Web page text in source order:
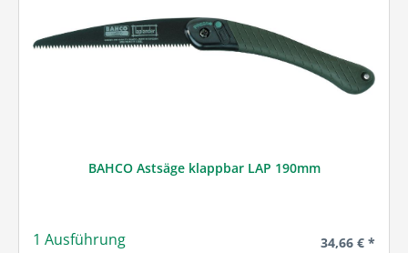
BAHCO Astsäge klappbar LAP 190mm
1 Ausführung Regulärer
34,66 € *